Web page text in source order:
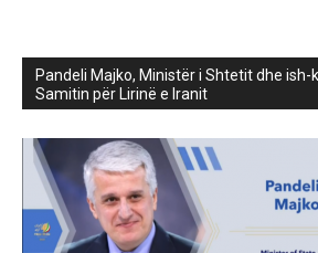
Pandeli Majko, Ministër i Shtetit dhe
Samitin për Lirinë e Iranit